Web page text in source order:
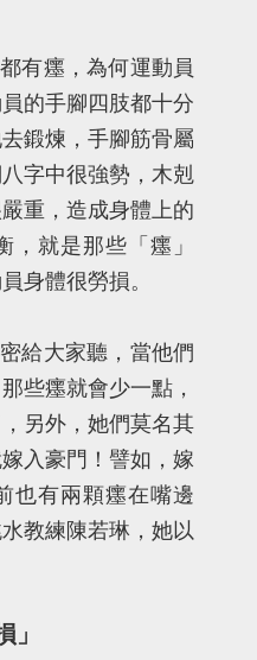
有癦，為何運動員
的手腳四肢都十分
鍛煉，手腳筋骨屬
字中很強勢，木剋
重，造成身體上的
，就是那些「癦」
身體很勞損。
給大家聽，當他們
些癦就會少一點，
另外，她們莫名其
入豪門！譬如，嫁
也有兩顆癦在嘴邊
教練陳若琳，她以
」